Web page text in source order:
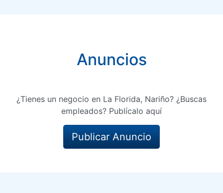
Anuncios
¿Tienes un negocio en La Florida, Nariño? ¿Buscas
empleados? Publícalo aquí
Publicar Anuncio